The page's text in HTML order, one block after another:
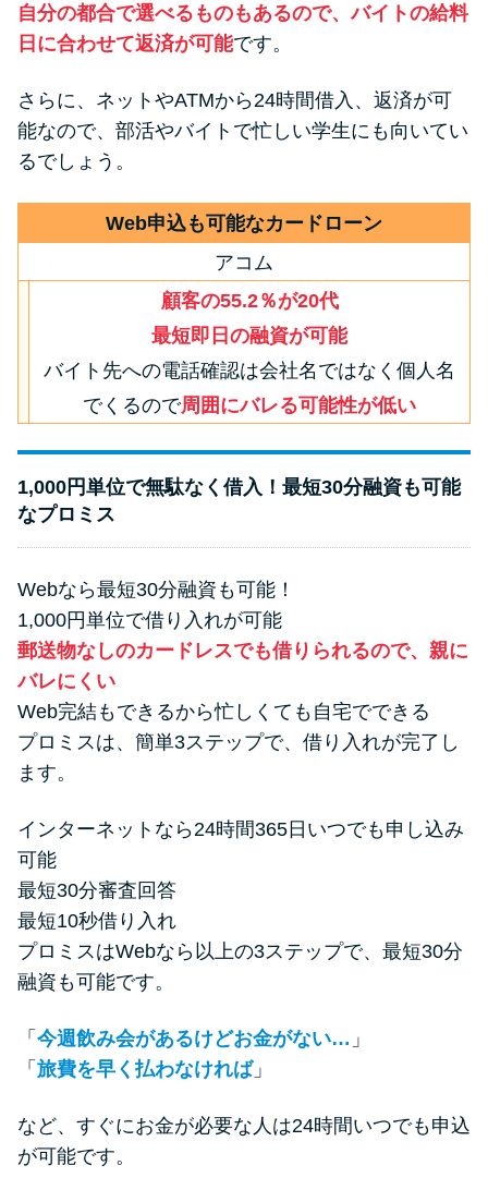
自分の都合で選べるものもあるので、バイトの給料
日に合わせて返済が可能です。
さらに、ネットやATMから24時間借入、返済が可
能なので、部活やバイトで忙しい学生にも向いてい
るでしょう。
Web申込も可能なカードローン
アコム
顧客の55.2％が20代
最短即日の融資が可能
バイト先への電話確認は会社名ではなく個人名
でくるので周囲にバレる可能性が低い
1,000円単位で無駄なく借入！最短30分融資も可能
なプロミス
Webなら最短30分融資も可能！
1,000円単位で借り入れが可能
郵送物なしのカードレスでも借りられるので、親に
バレにくい
Web完結もできるから忙しくても自宅でできる
プロミスは、簡単3ステップで、借り入れが完了し
ます。
インターネットなら24時間365日いつでも申し込み
可能
最短30分審査回答
最短10秒借り入れ
プロミスはWebなら以上の3ステップで、最短30分
融資も可能です。
「 今週飲み会があるけどお金がない… 」
「 旅費を早く払わなければ」
など、すぐにお金が必要な人は24時間いつでも申込
が可能です。